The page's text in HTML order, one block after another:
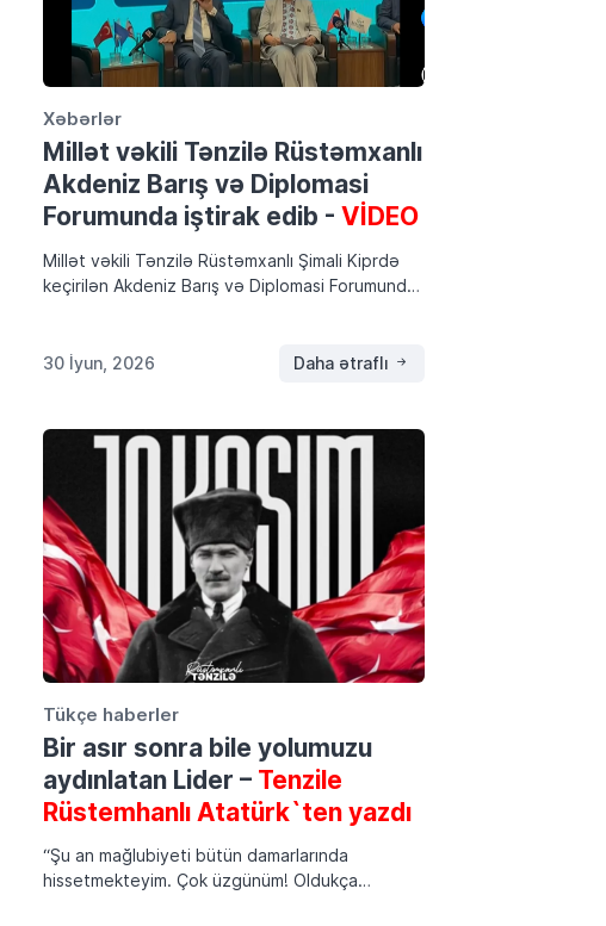
Xəbərlər
Millət vəkili Tənzilə Rüstəmxanlı
Akdeniz Barış və Diplomasi
Forumunda iştirak edib - VİDEO
Millət vəkili Tənzilə Rüstəmxanlı Şimali Kiprdə
keçirilən Akdeniz Barış və Diplomasi Forumunda
Kıbrıs Universitetinin təşkilatçılığı ilə Şimali Kipr
30 İyun, 2026 Daha ətraflı
Tükçe haberler
Bir asır sonra bile yolumuzu
aydınlatan Lider – Tenzile
Rüstemhanlı Atatürk`ten yazdı
“Şu an mağlubiyeti bütün damarlarında
hissetmekteyim. Çok üzgünüm! Oldukça